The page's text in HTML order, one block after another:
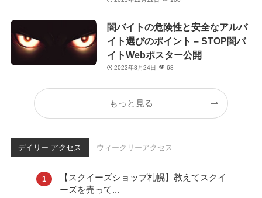
闇バイトの危険性と安全なアルバ
イト選びのポイント – STOP闇バ
イトWebポスター公開
2023年8月24日 68
もっと見る
デイリー アクセス ウィークリーアクセス
【スクイーズショップ札幌】教えてスクイ
ーズを売って...